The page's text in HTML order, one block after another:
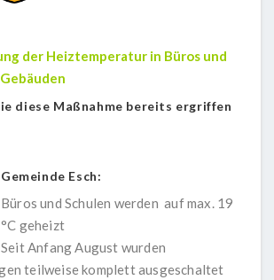
der Heiztemperatur in Büros und
diese Maßnahme bereits ergriffen
Gemeinde Esch:
Büros und Schulen werden auf max. 19
°C geheizt
Seit Anfang August wurden
teilweise komplett ausgeschaltet